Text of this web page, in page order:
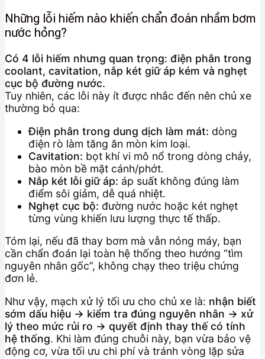
Những lỗi hiếm nào khiến chẩn đoán nhầm bơm
nước hỏng?
Có 4 lỗi hiếm nhưng quan trọng: điện phân trong
coolant, cavitation, nắp két giữ áp kém và nghẹt
cục bộ đường nước.
Tuy nhiên, các lỗi này ít được nhắc đến nên chủ xe
thường bỏ qua:
Điện phân trong dung dịch làm mát: dòng
điện rò làm tăng ăn mòn kim loại.
Cavitation: bọt khí vi mô nổ trong dòng chảy,
bào mòn bề mặt cánh/phớt.
Nắp két lỗi giữ áp: áp suất không đúng làm
điểm sôi giảm, dễ quá nhiệt.
Nghẹt cục bộ: đường nước hoặc két nghẹt
từng vùng khiến lưu lượng thực tế thấp.
Tóm lại, nếu đã thay bơm mà vẫn nóng máy, bạn
cần chẩn đoán lại toàn hệ thống theo hướng “tìm
nguyên nhân gốc”, không chạy theo triệu chứng
đơn lẻ.
Như vậy, mạch xử lý tối ưu cho chủ xe là: nhận biết
sớm dấu hiệu → kiểm tra đúng nguyên nhân → xử
lý theo mức rủi ro → quyết định thay thế có tính
hệ thống. Khi làm đúng chuỗi này, bạn vừa bảo vệ
động cơ, vừa tối ưu chi phí và tránh vòng lặp sửa